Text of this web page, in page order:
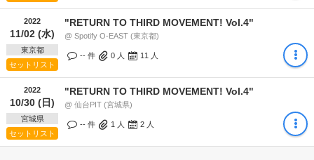
2022
11/02 (水)
東京都
セットリスト
"RETURN TO THIRD MOVEMENT! Vol.4"
@ Spotify O-EAST (東京都)
-- 件 0 人 11 人
2022
10/30 (日)
宮城県
セットリスト
"RETURN TO THIRD MOVEMENT! Vol.4"
@ 仙台PIT (宮城県)
-- 件 1 人 2 人